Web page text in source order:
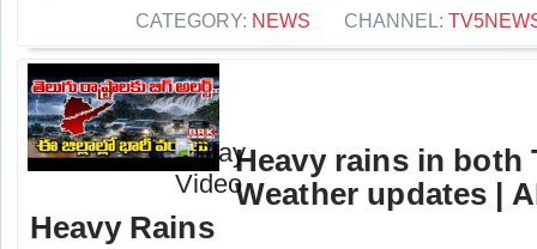
CATEGORY: NEWS CHANNEL:
Heavy rains in both
Weather updates |
Heavy Rains